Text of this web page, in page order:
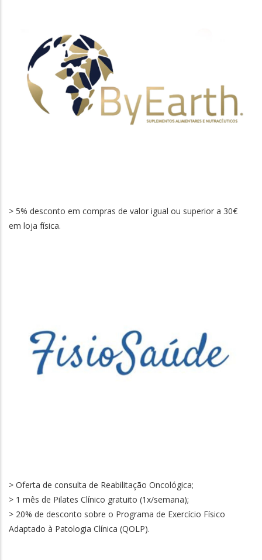
> 5% desconto em compras de valor igual ou superior a 30€
em loja física.
> Oferta de consulta de Reabilitação Oncológica;
> 1 mês de Pilates Clínico gratuito (1x/semana);
> 20% de desconto sobre o Programa de Exercício Físico
Adaptado à Patologia Clínica (QOLP).